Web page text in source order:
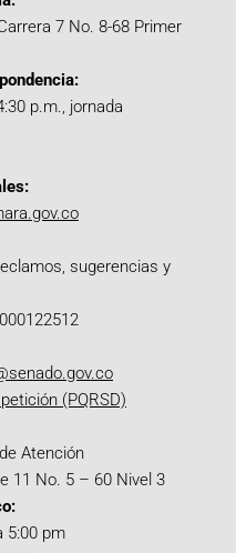
7 No. 8-68 Primer
p.m., jornada
sugerencias y
(PQRSD)
Atención
11 No. 5 – 60 Nivel 3
5:00 pm